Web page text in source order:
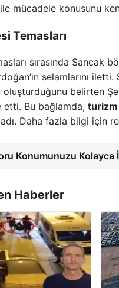
mücadele konusunu
Temasları
sırasında
selamlarını
belirten
Bu bağlamda, turizm
Daha fazla bilgi için
Konumunuzu Kolayca
Haberler